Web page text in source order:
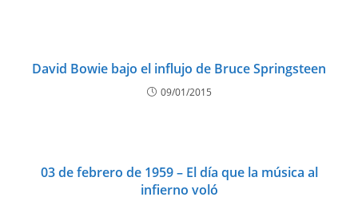
David Bowie bajo el influjo de Bruce Springsteen
09/01/2015
03 de febrero de 1959 – El día que la música al
infierno voló